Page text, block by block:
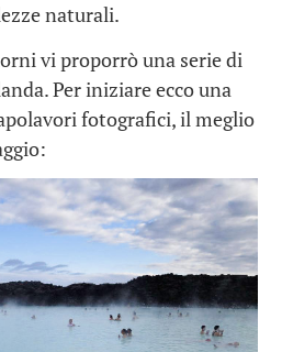
naturali.
vi proporrò una serie di
Per iniziare ecco una
fotografici, il meglio